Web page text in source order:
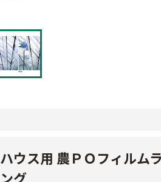
ハウス用 農ＰＯフィルム
ング